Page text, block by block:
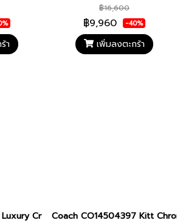
า
฿16,600
฿9,960 -40%
เพิ่มลงตะกร้า
Crystal Diamond Rectangular
Coach CO14504397 Kitt